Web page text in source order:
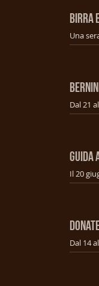
BIRRA
GUIDA
Il 20